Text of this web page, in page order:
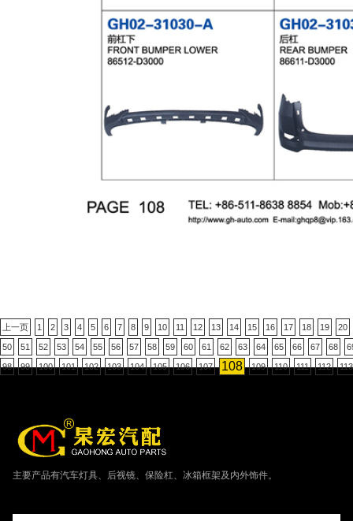
上一页 1 2 3 4 5 6 7 8 9 10 11 12 13 14 15 16 17 18 19 20
50 51 52 53 54 55 56 57 58 59 60 61 62 63 64 65 66 67 68
98 99 100 101 102 103 104 105 106 107 108 109 110 111 112 113
主要产品有汽车灯具、后视镜、保险杠、冰箱框架及内外饰件。